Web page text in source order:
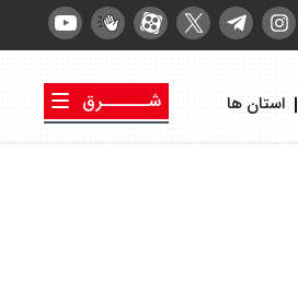
استان ها
شــــــرق